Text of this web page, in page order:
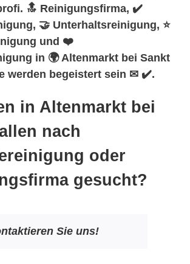
🔝 Reinigungsfirma, ✔️
🤝 Unterhaltsreinigung, ⭐
und ❤️
in 🌍 Altenmarkt bei Sankt
werden begeistert sein ✉ ✔️.
in Altenmarkt bei
nach
oder
gesucht?
Sie uns!